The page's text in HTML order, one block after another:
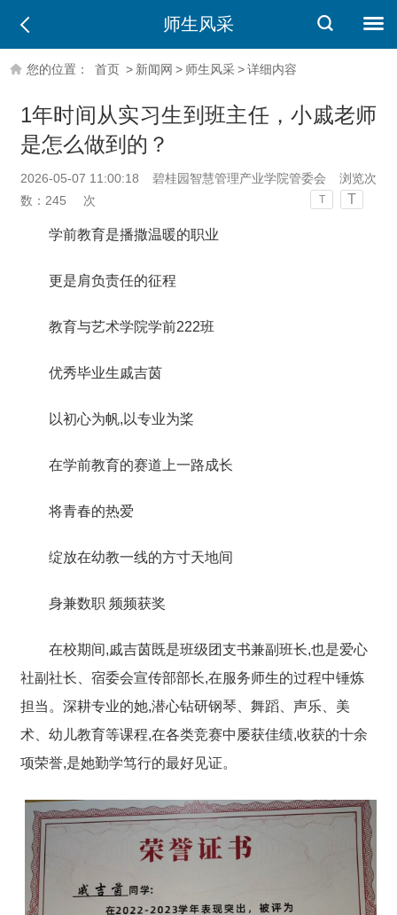
师生风采
您的位置： 首页 > 新闻网 > 师生风采>详细内容
1年时间从实习生到班主任，小戚老师
是怎么做到的？
2026-05-07 11:00:18 碧桂园智慧管理产业学院管委会
浏览次
数： 245 次 T T
学前教育是播撒温暖的职业
更是肩负责任的征程
教育与艺术学院学前222班
优秀毕业生戚吉茵
以初心为帆,以专业为桨
在学前教育的赛道上一路成长
将青春的热爱
绽放在幼教一线的方寸天地间
身兼数职 频频获奖
在校期间,戚吉茵既是班级团支书兼副班长,也是爱心
社副社长、宿委会宣传部部长,在服务师生的过程中锤炼
担当。深耕专业的她,潜心钻研钢琴、舞蹈、声乐、美
术、幼儿教育等课程,在各类竞赛中屡获佳绩,收获的十余
项荣誉,是她勤学笃行的最好见证。